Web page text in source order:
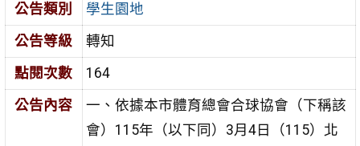
公告類別
學生園地
公告等級
轉知
點閱次數
164
公告內容
一、依據本市體育總會合球協會（下稱該
會）115年（以下同）3月4日（115）北